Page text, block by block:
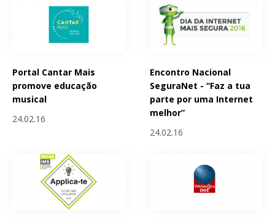
Portal Cantar Mais
promove educação
musical
24.02.16
Encontro Nacional
SeguraNet - “Faz a tua
parte por uma Internet
melhor”
24.02.16